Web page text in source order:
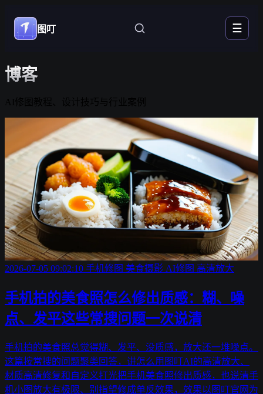
图叮 ☰
博客
2026-07-05 09:02:10 手机修图 美食摄影 AI修图 高清放大
手机拍的美食照怎么修出质感：糊、噪
点、发平这些常搜问题一次说清
手机拍的美食照总觉得糊、发平、没质感，放大还一堆噪点。
这篇按常搜的问题聚类回答，讲怎么用图叮AI的高清放大、
材质高清修复和自定义打光把手机美食照修出质感，也说清手
机小图放大有极限、别指望修成单反效果，效果以图叮官网为